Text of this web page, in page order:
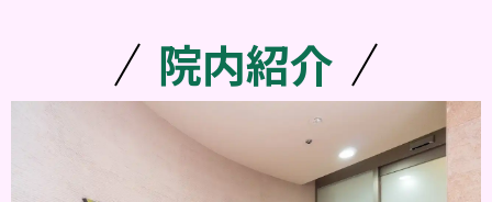
院内紹介